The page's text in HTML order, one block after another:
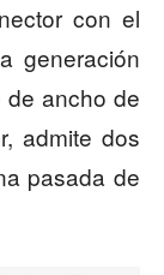
con el
generación
de ancho de
admite dos
pasada de